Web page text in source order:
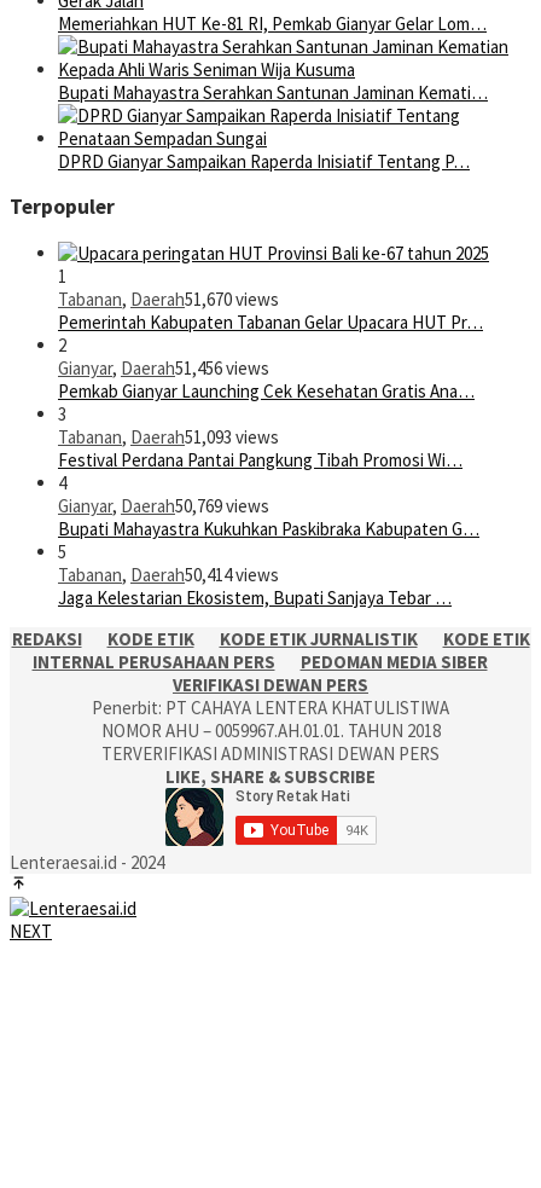
Memeriahkan HUT Ke-81 RI, Pemkab Gianyar Gelar Lom…
Bupati Mahayastra Serahkan Santunan Jaminan Kemati…
DPRD Gianyar Sampaikan Raperda Inisiatif Tentang P…
Terpopuler
1
Tabanan, Daerah51,670 views
Pemerintah Kabupaten Tabanan Gelar Upacara HUT Pr…
2
Gianyar, Daerah51,456 views
Pemkab Gianyar Launching Cek Kesehatan Gratis Ana…
3
Tabanan, Daerah51,093 views
Festival Perdana Pantai Pangkung Tibah Promosi Wi…
4
Gianyar, Daerah50,769 views
Bupati Mahayastra Kukuhkan Paskibraka Kabupaten G…
5
Tabanan, Daerah50,414 views
Jaga Kelestarian Ekosistem, Bupati Sanjaya Tebar …
REDAKSI
KODE ETIK KODE ETIK JURNALISTIK
KODE ETIK
INTERNAL PERUSAHAAN PERS
PEDOMAN MEDIA SIBER
VERIFIKASI DEWAN PERS
Penerbit: PT CAHAYA LENTERA KHATULISTIWA
NOMOR AHU – 0059967.AH.01.01. TAHUN 2018
TERVERIFIKASI ADMINISTRASI DEWAN PERS
LIKE, SHARE & SUBSCRIBE
Lenteraesai.id - 2024
NEXT